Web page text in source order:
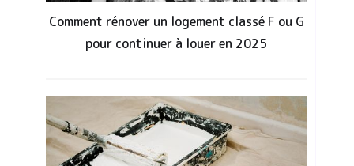
Comment rénover un logement classé F ou G
pour continuer à louer en 2025